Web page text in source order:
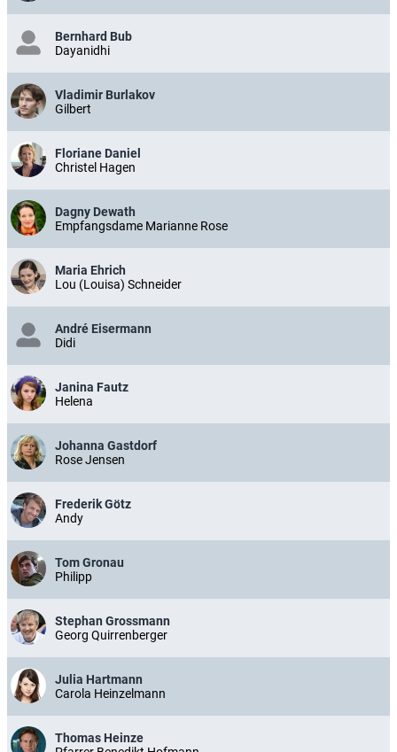
Bernhard Bub
Dayanidhi
Vladimir Burlakov
Gilbert
Floriane Daniel
Christel Hagen
Dagny Dewath
Empfangsdame Marianne Rose
Maria Ehrich
Lou (Louisa) Schneider
André Eisermann
Didi
Janina Fautz
Helena
Johanna Gastdorf
Rose Jensen
Frederik Götz
Andy
Tom Gronau
Philipp
Stephan Grossmann
Georg Quirrenberger
Julia Hartmann
Carola Heinzelmann
Thomas Heinze